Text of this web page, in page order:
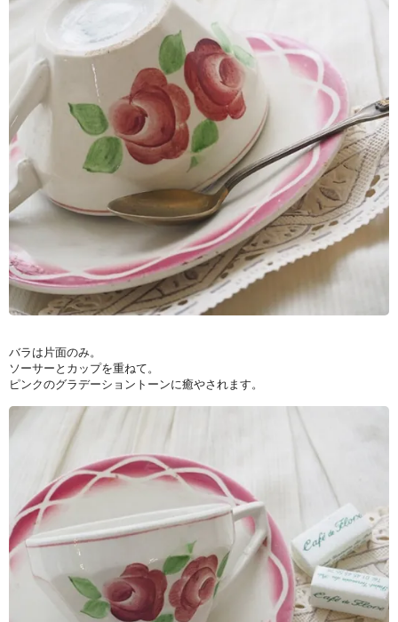
バラは片面のみ。
ソーサーとカップを重ねて。
ピンクのグラデーショントーンに癒やされます。